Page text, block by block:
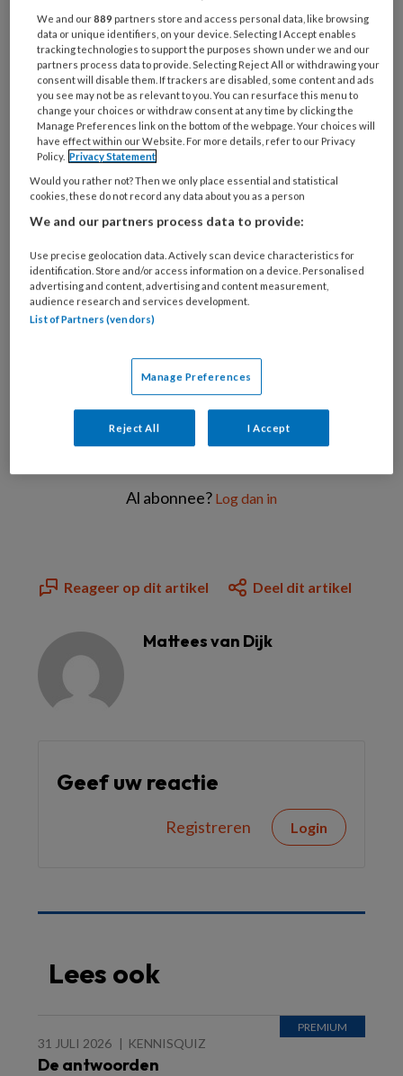
hypoglykemie bij diabetespatiënten
die behalve metformine ook een
sulfonylureum derivaat (SU-derivaat)
gebruikten.1 Daaruit bleek dat het
vooral bij oudere patiënten belangrijk
is kritisch naar het gebruik van SU-
derivaten te kijken.
Het onderzoek bestond uit een
databaseonderzoek
Al abonnee? Log dan in
Reageer op dit artikel Deel dit artikel
Mattees van Dijk
Geef uw reactie
Registreren Login
Lees ook
31 JULI 2026 KENNISQUIZ
De antwoorden
We and our889 partners store and access personal data, like browsing
data or unique identifiers, on your device. Selecting I Accept enables
tracking technologies to support the purposes shown under we and our
partners process data to provide. Selecting Reject All or withdrawing your
consent will disable them. If trackers are disabled, some content and ads
you see may not be as relevant to you. You can resurface this menu to
change your choices or withdraw consent at any time by clicking the
Manage Preferences link on the bottom of the webpage. Your choices will
have effect within our Website. For more details, refer to our Privacy
Policy. Privacy Statement
Would you rather not? Then we only place essential and statistical
cookies, these do not record any data about you as a person
We and our partners process data to provide:
Use precise geolocation data. Actively scan device characteristics for
identification. Store and/or access information on a device. Personalised
advertising and content, advertising and content measurement,
audience research and services development.
List of Partners (vendors)
Manage Preferences
Reject All I Accept